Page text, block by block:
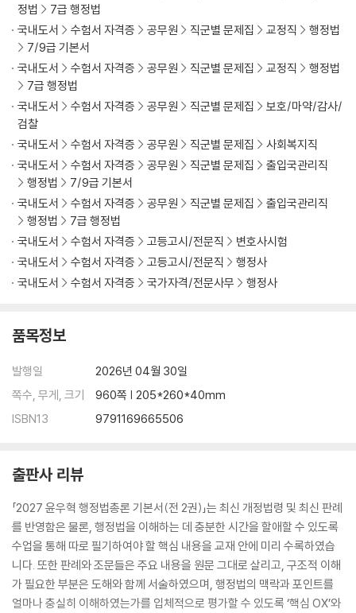
정법
7급 행정법
국내도서
수험서 자격증 공무원 직군별 문제집 교정직
행정법
7/9급 기본서
국내도서
수험서 자격증 공무원 직군별 문제집 교정직
행정법
7급 행정법
국내도서
수험서 자격증 공무원 직군별 문제집
보호/마약/감사/
검찰
국내도서
수험서 자격증 공무원 직군별 문제집
사회복지직
국내도서
수험서 자격증 공무원 직군별 문제집
출입국관리직
행정법
7/9급 기본서
국내도서
수험서 자격증 공무원 직군별 문제집
출입국관리직
행정법
7급 행정법
국내도서
수험서 자격증 고등고시/전문직
변호사시험
국내도서
수험서 자격증 고등고시/전문직
행정사
국내도서
수험서 자격증 국가자격/전문사무 행정사
품목정보
발행일
2026년 04월 30일
쪽수, 무게, 크기
960쪽 | 205*260*40mm
ISBN13
9791169665506
출판사 리뷰
「2027 윤우혁 행정법총론 기본서(전 2권)」는 최신 개정법령 및 최신 판례
를 반영함은 물론, 행정법을 이해하는 데 충분한 시간을 할애할 수 있도록
수업을 통해 따로 필기하여야 할 핵심 내용을 교재 안에 미리 수록하였습
니다. 또한 판례와 조문들은 주요 내용을 원문 그대로 살리고, 구조적 이해
가 필요한 부분은 도해와 함께 서술하였으며, 행정법의 맥락과 포인트를
얼마나 충실히 이해하였는가를 입체적으로 평가할 수 있도록 ‘핵심 OX’와